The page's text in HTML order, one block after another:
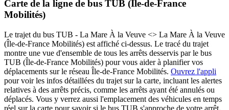
Carte de la ligne de bus TUB (Île-de-France
Mobilités)
Le trajet du bus TUB - La Mare À la Veuve <> La Mare À la Veuve
(Île-de-France Mobilités) est affiché ci-dessus. Le tracé du trajet
montre une vue d'ensemble de tous les arrêts desservis par le bus
TUB (Île-de-France Mobilités) pour vous aider à planifier vos
déplacements sur le réseau Île-de-France Mobilités. Ouvrez l'appli
pour voir les infos détaillées du trajet sur la carte, incluant les alertes
relatives à des arrêts précis, comme les arrêts ayant été annulés ou
déplacés. Vous y verrez aussi l'emplacement des véhicules en temps
réel sur la carte pour savoir si le bus TUB s'approche de votre arrêt.